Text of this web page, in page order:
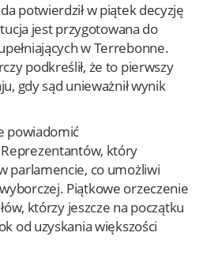
potwierdził w piątek decyzję
jest przygotowana do
w Terrebonne.
podkreślił, że to pierwszy
gdy sąd unieważnił wynik
powiadomić
który
parlamencie, co umożliwi
Piątkowe orzeczenie
którzy jeszcze na początku
od uzyskania większości